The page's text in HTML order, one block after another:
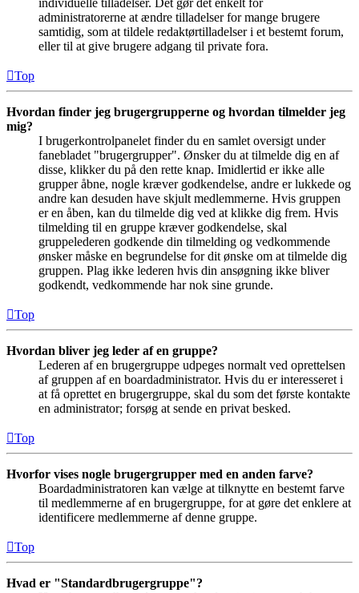
individuelle tilladelser. Det gør det enkelt for
administratorerne at ændre tilladelser for mange brugere
samtidig, som at tildele redaktørtilladelser i et bestemt forum,
eller til at give brugere adgang til private fora.
Top
Hvordan finder jeg brugergrupperne og hvordan tilmelder jeg
mig?
I brugerkontrolpanelet finder du en samlet oversigt under
fanebladet "brugergrupper". Ønsker du at tilmelde dig en af
disse, klikker du på den rette knap. Imidlertid er ikke alle
grupper åbne, nogle kræver godkendelse, andre er lukkede og
andre kan desuden have skjult medlemmerne. Hvis gruppen
er en åben, kan du tilmelde dig ved at klikke dig frem. Hvis
tilmelding til en gruppe kræver godkendelse, skal
gruppelederen godkende din tilmelding og vedkommende
ønsker måske en begrundelse for dit ønske om at tilmelde dig
gruppen. Plag ikke lederen hvis din ansøgning ikke bliver
godkendt, vedkommende har nok sine grunde.
Top
Hvordan bliver jeg leder af en gruppe?
Lederen af en brugergruppe udpeges normalt ved oprettelsen
af gruppen af en boardadministrator. Hvis du er interesseret i
at få oprettet en brugergruppe, skal du som det første kontakte
en administrator; forsøg at sende en privat besked.
Top
Hvorfor vises nogle brugergrupper med en anden farve?
Boardadministratoren kan vælge at tilknytte en bestemt farve
til medlemmerne af en brugergruppe, for at gøre det enklere at
identificere medlemmerne af denne gruppe.
Top
Hvad er "Standardbrugergruppe"?